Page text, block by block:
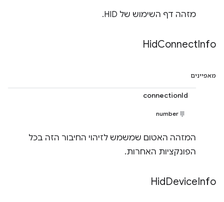
מזהה דף השימוש של HID.
HidConnectInfo
מאפיינים
connectionId
number
המזהה האטום שמשמש לזיהוי החיבור הזה בכל
הפונקציות האחרות.
HidDeviceInfo